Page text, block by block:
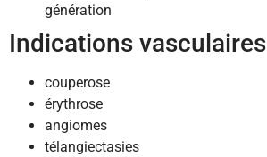
génération
Indications vasculaires
couperose
érythrose
angiomes
télangiectasies